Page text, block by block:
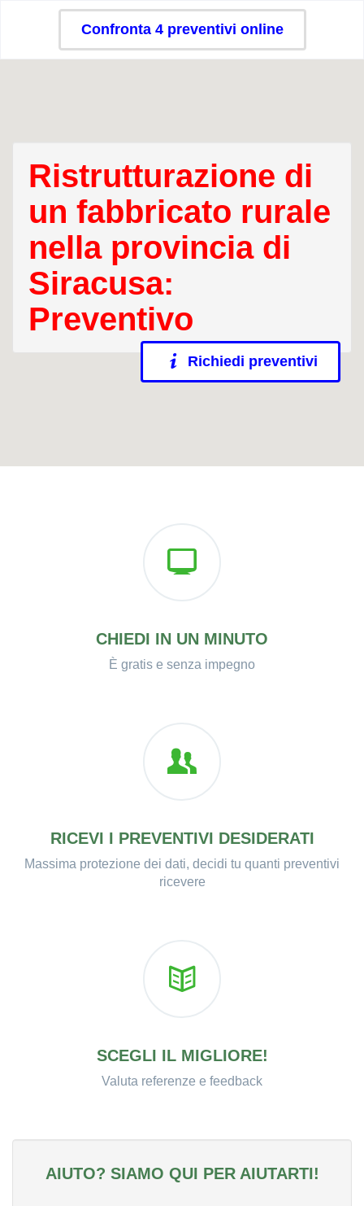
Confronta 4 preventivi online
Ristrutturazione di
un fabbricato rurale
nella provincia di
Siracusa:
Preventivo
Richiedi preventivi
CHIEDI IN UN MINUTO
È gratis e senza impegno
RICEVI I PREVENTIVI DESIDERATI
Massima protezione dei dati, decidi tu quanti preventivi
ricevere
SCEGLI IL MIGLIORE!
Valuta referenze e feedback
AIUTO? SIAMO QUI PER AIUTARTI!